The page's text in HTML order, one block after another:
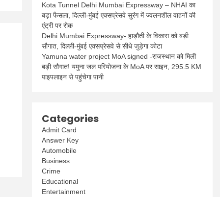
Kota Tunnel Delhi Mumbai Expressway – NHAI का
बड़ा फैसला, दिल्ली-मुंबई एक्सप्रेसवे सुरंग में ज्वलनशील वाहनों की
एंट्री पर रोक
Delhi Mumbai Expressway- हाड़ौती के विकास को बड़ी
सौगात, दिल्ली-मुंबई एक्सप्रेसवे से सीधे जुड़ेगा कोटा
Yamuna water project MoA signed -राजस्थान को मिली
बड़ी सौगात! यमुना जल परियोजना के MoA पर साइन, 295.5 KM
पाइपलाइन से पहुंचेगा पानी
Categories
Admit Card
Answer Key
Automobile
Business
Crime
Educational
Entertainment